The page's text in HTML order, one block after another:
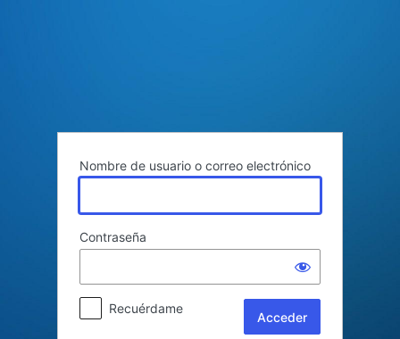
Nombre de usuario o correo electrónico
Contraseña
Recuérdame